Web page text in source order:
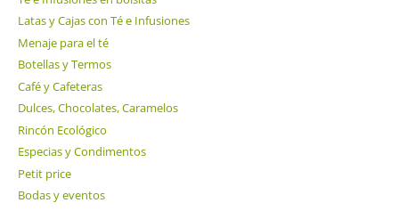
Latas y Cajas con Té e Infusiones
Menaje para el té
Botellas y Termos
Café y Cafeteras
Dulces, Chocolates, Caramelos
Rincón Ecológico
Especias y Condimentos
Petit price
Bodas y eventos